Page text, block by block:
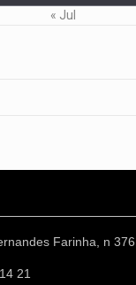
« Jul
Farinha, n 376
21